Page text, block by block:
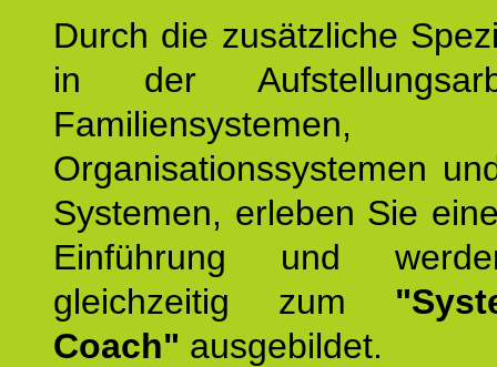
Durch die zusätzliche
in der
Familiensystemen,
Organisationssystemen
Systemen, erleben Sie
Einführung und
gleichzeitig zum
Coach" ausgebildet.